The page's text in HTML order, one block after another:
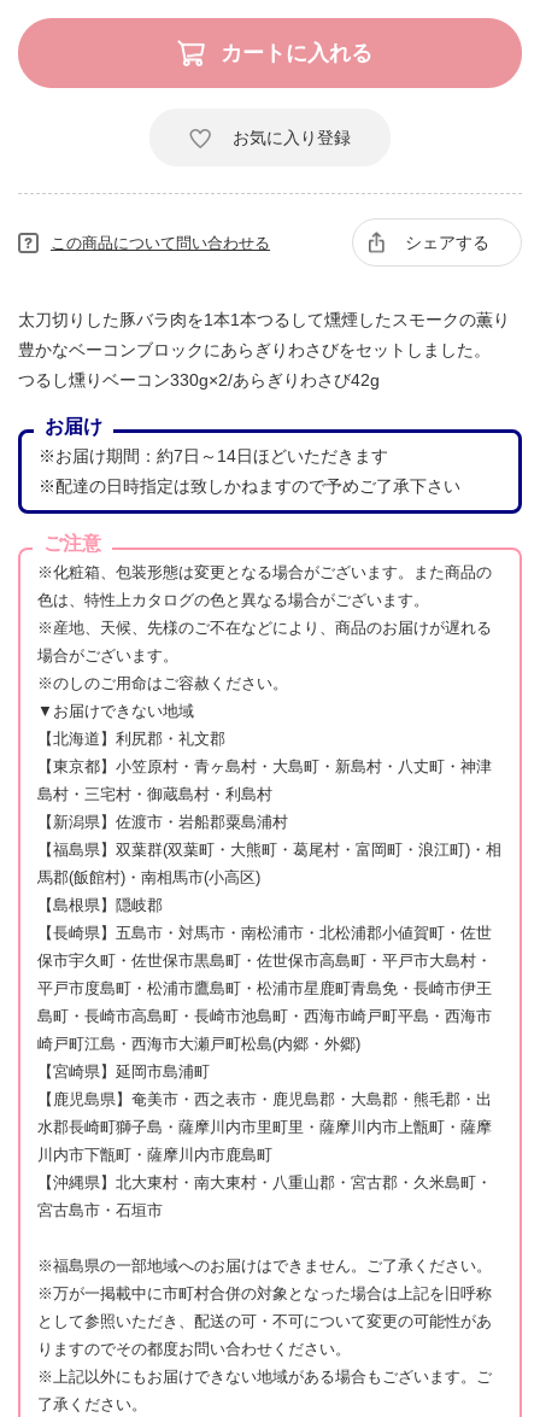
お気に入り登録
この商品について問い合わせる シェアする
太刀切りした豚バラ肉を1本1本つるして燻煙したスモークの薫り
豊かなベーコンブロックにあらぎりわさびをセットしました。
つるし燻りベーコン330g×2/あらぎりわさび42g
お届け
※お届け期間：約7日～14日ほどいただきます
※配達の日時指定は致しかねますので予めご了承下さい
ご注意
※化粧箱、包装形態は変更となる場合がございます。また商品の
色は、特性上カタログの色と異なる場合がございます。
※産地、天候、先様のご不在などにより、商品のお届けが遅れる
場合がございます。
※のしのご用命はご容赦ください。
▼お届けできない地域
【北海道】利尻郡・礼文郡
【東京都】小笠原村・青ヶ島村・大島町・新島村・八丈町・神津
島村・三宅村・御蔵島村・利島村
【新潟県】佐渡市・岩船郡粟島浦村
【福島県】双葉群(双葉町・大熊町・葛尾村・富岡町・浪江町)・相
馬郡(飯館村)・南相馬市(小高区)
【島根県】隠岐郡
【長崎県】五島市・対馬市・南松浦市・北松浦郡小値賀町・佐世
保市宇久町・佐世保市黒島町・佐世保市高島町・平戸市大島村・
平戸市度島町・松浦市鷹島町・松浦市星鹿町青島免・長崎市伊王
島町・長崎市高島町・長崎市池島町・西海市崎戸町平島・西海市
崎戸町江島・西海市大瀬戸町松島(内郷・外郷)
【宮崎県】延岡市島浦町
【鹿児島県】奄美市・西之表市・鹿児島郡・大島郡・熊毛郡・出
水郡長崎町獅子島・薩摩川内市里町里・薩摩川内市上甑町・薩摩
川内市下甑町・薩摩川内市鹿島町
【沖縄県】北大東村・南大東村・八重山郡・宮古郡・久米島町・
宮古島市・石垣市
※福島県の一部地域へのお届けはできません。ご了承ください。
※万が一掲載中に市町村合併の対象となった場合は上記を旧呼称
として参照いただき、配送の可・不可について変更の可能性があ
りますのでその都度お問い合わせください。
※上記以外にもお届けできない地域がある場合もございます。ご
了承ください。